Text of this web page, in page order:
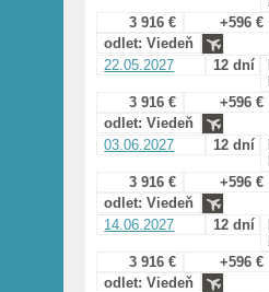
3 916 €
+596 €
odlet: Viedeň
22.05.2027
12 dní
3 916 €
+596 €
odlet: Viedeň
03.06.2027
12 dní
3 916 €
+596 €
odlet: Viedeň
14.06.2027
12 dní
3 916 €
+596 €
odlet: Viedeň